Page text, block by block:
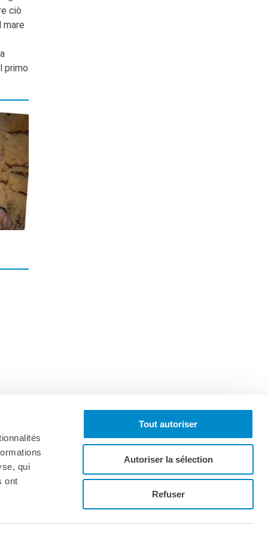
qui
ont
Tout autoriser
Autoriser la sélection
Refuser
ciò
mare
primo
Iscriviti alla newsletter